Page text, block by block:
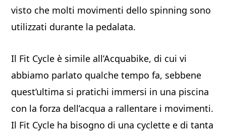
visto che molti movimenti dello spinning sono
utilizzati durante la pedalata.
Il Fit Cycle è simile all’Acquabike, di cui vi
abbiamo parlato qualche tempo fa, sebbene
quest’ultima si pratichi immersi in una piscina
con la forza dell’acqua a rallentare i movimenti.
Il Fit Cycle ha bisogno di una cyclette e di tanta